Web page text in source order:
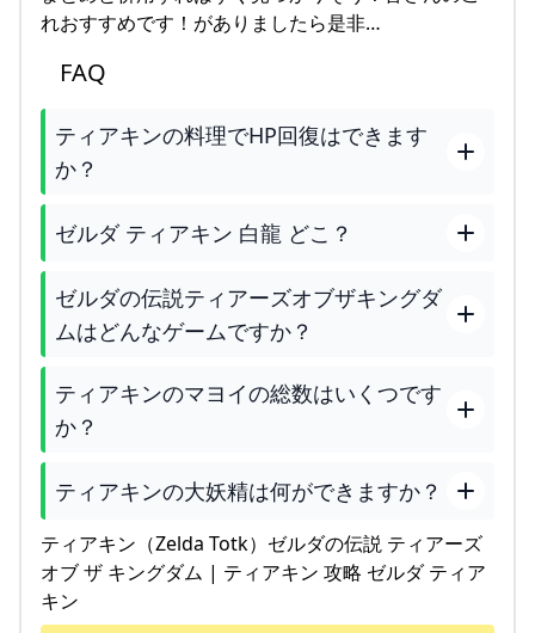
れおすすめです！がありましたら是非…
FAQ
ティアキンの料理でHP回復はできます
か？
ゼルダ ティアキン 白龍 どこ？
ゼルダの伝説ティアーズオブザキングダ
ムはどんなゲームですか？
ティアキンのマヨイの総数はいくつです
か？
ティアキンの大妖精は何ができますか？
ティアキン（Zelda Totk）ゼルダの伝説 ティアーズ
オブ ザ キングダム | ティアキン 攻略 ゼルダ ティア
キン